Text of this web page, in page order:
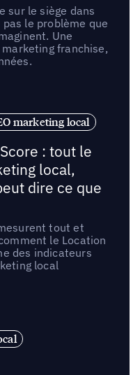
sur le siège dans
pas le problème que
Une
franchise,
marketing local
: tout le
local,
dire ce que
tout et
le Location
des indicateurs
local